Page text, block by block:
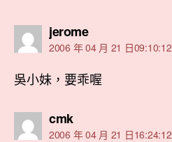
jerome表
示:
2006 年 04 月 21 日09:10:12
吳小妹，要乖喔
cmk表
示:
2006 年 04 月 21 日16:24:12